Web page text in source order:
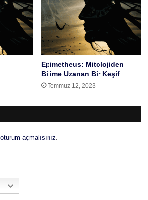
Epimetheus: Mitolojiden
Bilime Uzanan Bir Keşif
Temmuz 12, 2023
oturum açmalısınız